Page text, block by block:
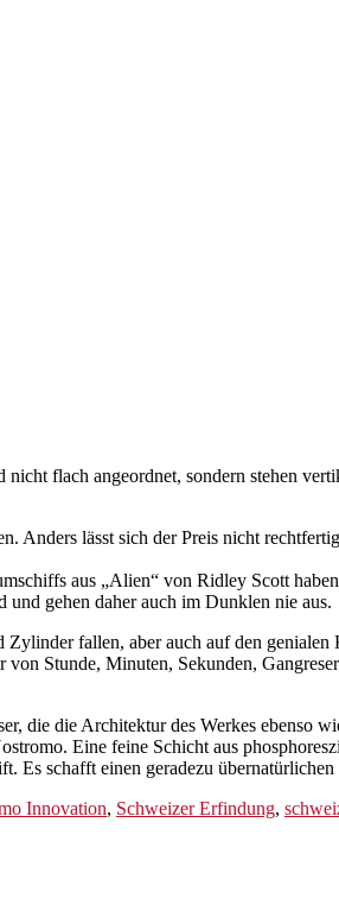
für Innovationen
nicht flach angeordnet, sondern stehen
Anders lässt sich der Preis nicht
aus „Alien“ von Ridley Scott
gehen daher auch im Dunklen nie aus.
fallen, aber auch auf den
Stunde, Minuten, Sekunden,
die die Architektur des Werkes ebenso
Eine feine Schicht aus
Es schafft einen geradezu übernatürlichen
Innovation, Schweizer Erfindung,